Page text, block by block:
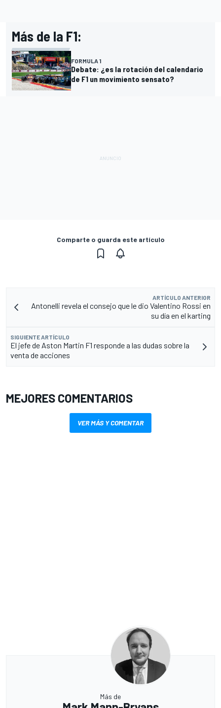
Más de la F1:
FORMULA 1
Debate: ¿es la rotación del calendario
de F1 un movimiento sensato?
Comparte o guarda este artículo
ARTÍCULO ANTERIOR
Antonelli revela el consejo que le dio Valentino Rossi en
su día en el karting
SIGUIENTE ARTÍCULO
El jefe de Aston Martin F1 responde a las dudas sobre la
venta de acciones
MEJORES COMENTARIOS
VER MÁS Y COMENTAR
Más de